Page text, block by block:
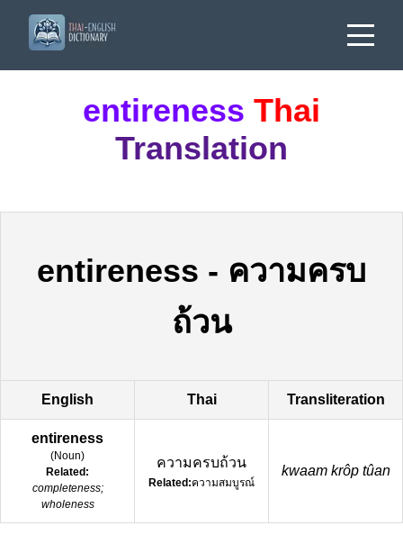
entireness Thai
Translation
entireness - ความครบ
ถ้วน
English Thai Transliteration
entireness
(Noun)
Related:
completeness;
wholeness
ความครบถ้วน
Related:ความสมบูรณ์
kwaam krôp tûan